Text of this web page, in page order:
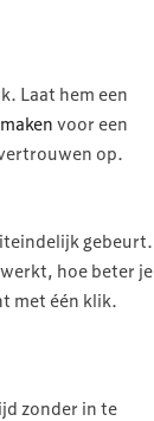
Laat hem een
voor een
op.
gebeurt.
hoe beter je
met één klik.
zonder in te